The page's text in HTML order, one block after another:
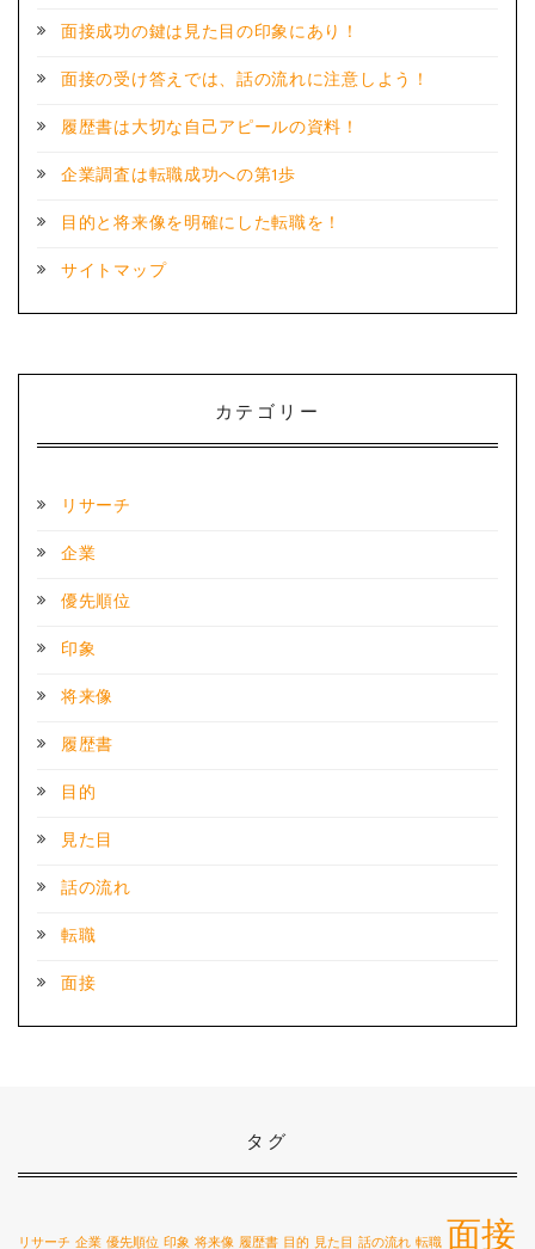
面接成功の鍵は見た目の印象にあり！
面接の受け答えでは、話の流れに注意しよう！
履歴書は大切な自己アピールの資料！
企業調査は転職成功への第1歩
目的と将来像を明確にした転職を！
サイトマップ
カテゴリー
リサーチ
企業
優先順位
印象
将来像
履歴書
目的
見た目
話の流れ
転職
面接
タグ
リサーチ 企業 優先順位 印象 将来像 履歴書 目的 見た目 話の流れ 転職 面接